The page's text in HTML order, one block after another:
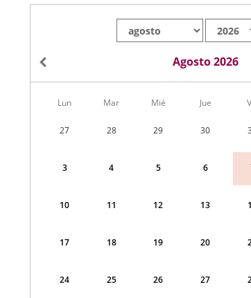
Agosto 2026
Calendario
correspondiente
Lun Mar Mié Jue
27 28 29 30
3 4 5 6
10 11 12 13
17 18 19 20
24 25 26 27